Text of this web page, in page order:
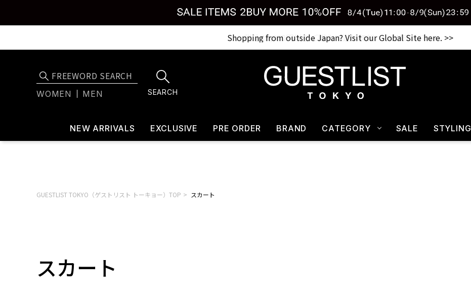
税込33,000円以上ご購入で送料無料 CHECK IT>>
Shopping from outside Japan? Visit our Global Site here. >>
WOMEN MEN SEARCH
NEW ARRIVALS EXCLUSIVE PRE ORDER BRAND CATEGORY SALE STYLING
GUESTLIST TOKYO（ゲストリスト トーキョー）TOP スカート
スカート